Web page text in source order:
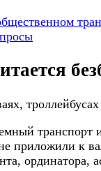
транспорт
приложили к
ординатора,